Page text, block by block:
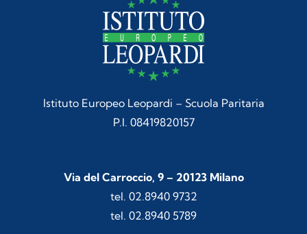
Istituto Europeo Leopardi – Scuola Paritaria
P.I. 08419820157
Via del Carroccio, 9 – 20123 Milano
tel. 02.8940 9732
tel. 02.8940 5789